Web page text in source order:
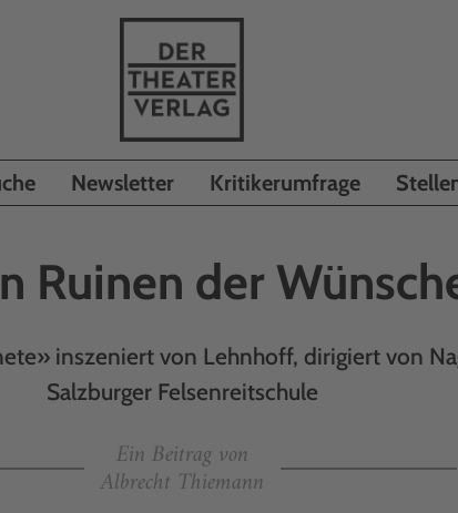
Newsletter Kritikerumfrage
Ruinen der
inszeniert von Lehnhoff, dirigiert von
Salzburger Felsenreitschule
Ein Beitrag von
Albrecht Thiemann